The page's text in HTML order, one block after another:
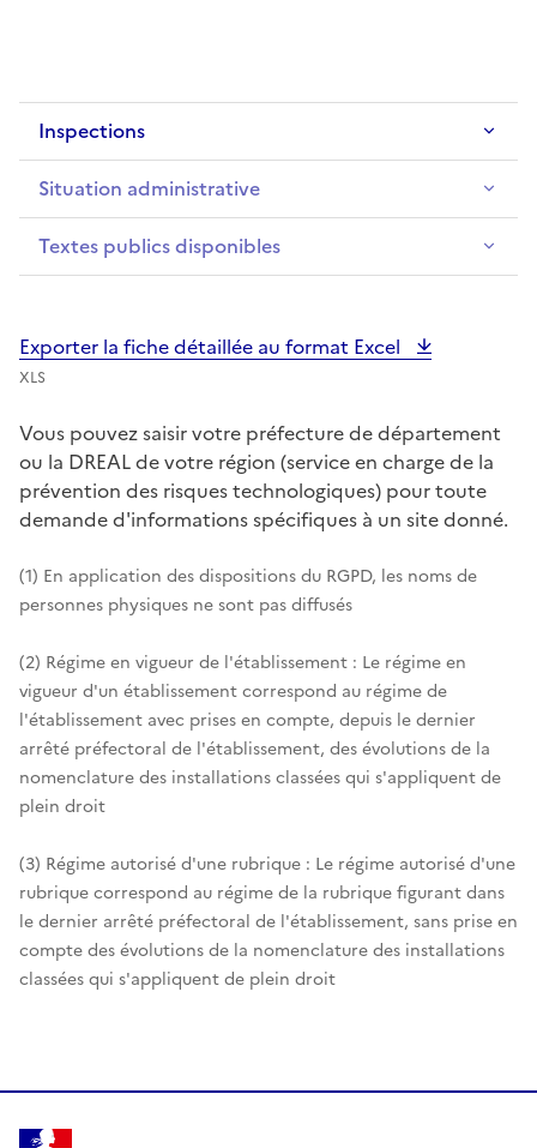
Inspections
Situation administrative
Textes publics disponibles
Exporter la fiche détaillée au format Excel
XLS
Vous pouvez saisir votre préfecture de département
ou la DREAL de votre région (service en charge de la
prévention des risques technologiques) pour toute
demande d'informations spécifiques à un site donné.
(1) En application des dispositions du RGPD, les noms de
personnes physiques ne sont pas diffusés
(2) Régime en vigueur de l'établissement : Le régime en
vigueur d'un établissement correspond au régime de
l'établissement avec prises en compte, depuis le dernier
arrêté préfectoral de l'établissement, des évolutions de la
nomenclature des installations classées qui s'appliquent de
plein droit
(3) Régime autorisé d'une rubrique : Le régime autorisé d'une
rubrique correspond au régime de la rubrique figurant dans
le dernier arrêté préfectoral de l'établissement, sans prise en
compte des évolutions de la nomenclature des installations
classées qui s'appliquent de plein droit